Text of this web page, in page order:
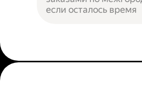
если осталось время